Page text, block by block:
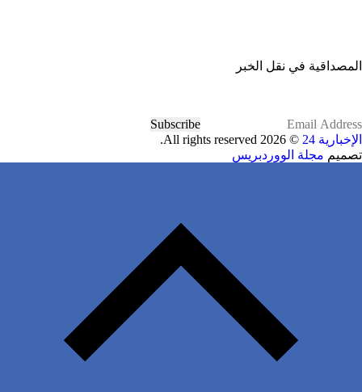
المصداقية في نقل الخبر
Subscribe
الإخبارية 24
© 2026 All rights reserved.
تصميم مجلة الووردبريس